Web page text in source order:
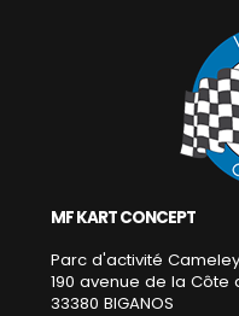
MF KART CONCEPT
Parc d'activité
190 avenue de la Côte
33380 BIGANOS